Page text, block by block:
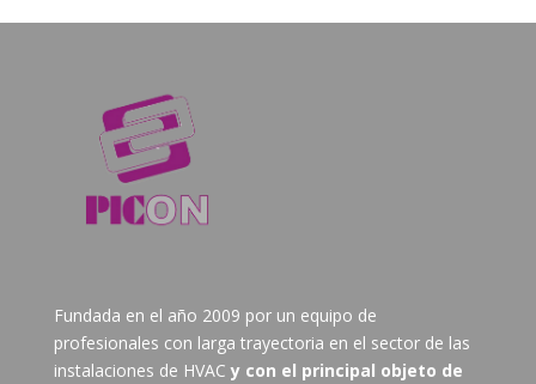
Fundada en el año 2009 por un equipo de
profesionales con larga trayectoria en el sector de las
instalaciones de HVAC y con el principal objeto de